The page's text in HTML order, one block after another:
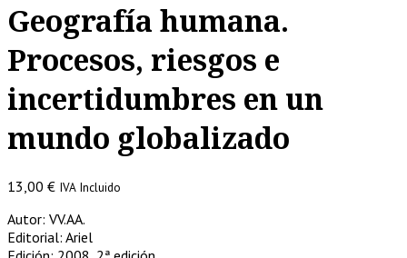
Geografía humana.
Procesos, riesgos e
incertidumbres en un
mundo globalizado
13,00 € IVA Incluido
Autor: VV.AA.
Editorial: Ariel